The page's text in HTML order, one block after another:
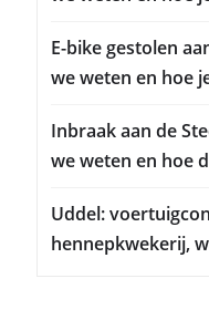
E-bike gestolen
we weten en hoe
Inbraak aan de
we weten en hoe
Uddel:
hennepkwekerij,